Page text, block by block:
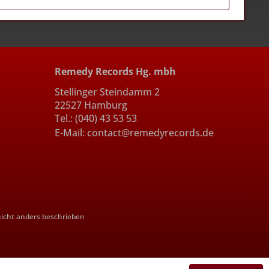
Remedy Records Hg. mbh
Stellinger Steindamm 2
22527 Hamburg
Tel.: (040) 43 53 53
E-Mail: contact@remedyrecords.de
anders beschrieben